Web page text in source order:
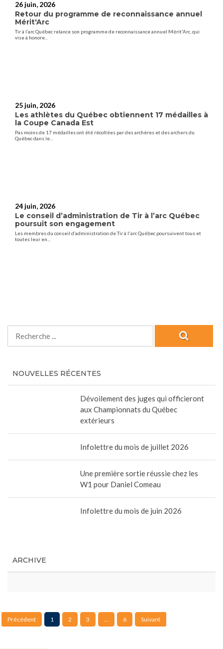
26 juin, 2026
Retour du programme de reconnaissance annuel
Mérit'Arc
Tir à l’arc Québec relance son programme de reconnaissance annuel Mérit'Arc, qui
vise à honore...
25 juin, 2026
Les athlètes du Québec obtiennent 17 médailles à
la Coupe Canada Est
Pas moins de 17 médailles ont été récoltées par des archères et des archers du
Québec dans le...
24 juin, 2026
Le conseil d’administration de Tir à l’arc Québec
poursuit son engagement
Les membres du conseil d’administration de Tir à l'arc Québec poursuivent tous et
toutes leur en...
NOUVELLES RÉCENTES
Dévoilement des juges qui officieront
aux Championnats du Québec
extérieurs
Infolettre du mois de juillet 2026
Une première sortie réussie chez les
W1 pour Daniel Comeau
Infolettre du mois de juin 2026
ARCHIVE
Précédent 1 2 3 ... 6 Suivant